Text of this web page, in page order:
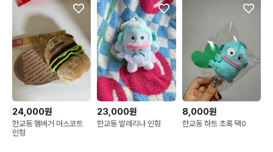
24,000원
한교동 햄버거 마스코트
인형
23,000원
한교동 발레리나 인형
8,000원
한교동 하트 초록 택0